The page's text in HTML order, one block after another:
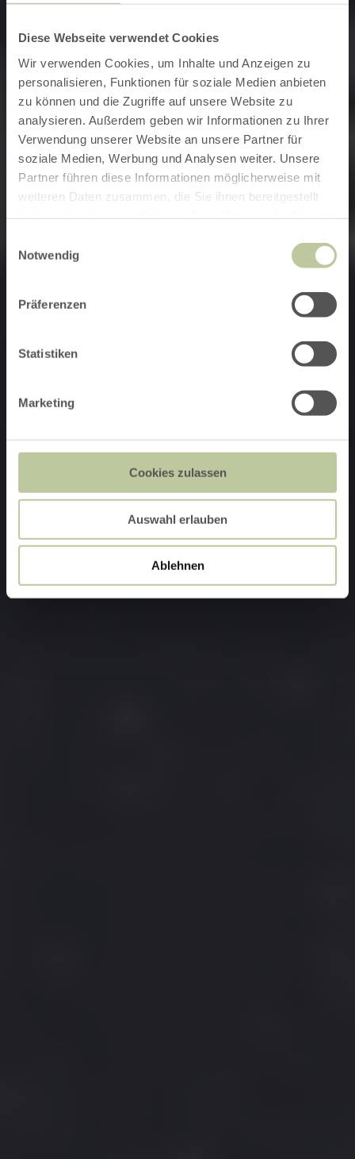
Diese Webseite verwendet Cookies
Wir verwenden Cookies, um Inhalte und Anzeigen zu
personalisieren, Funktionen für soziale Medien anbieten
zu können und die Zugriffe auf unsere Website zu
analysieren. Außerdem geben wir Informationen zu Ihrer
Verwendung unserer Website an unsere Partner für
soziale Medien, Werbung und Analysen weiter. Unsere
Partner führen diese Informationen möglicherweise mit
weiteren Daten zusammen, die Sie ihnen bereitgestellt
Notwendig
Präferenzen
Statistiken
Marketing
Cookies zulassen
Auswahl erlauben
Ablehnen